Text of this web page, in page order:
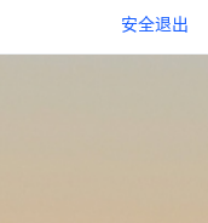
安全退出